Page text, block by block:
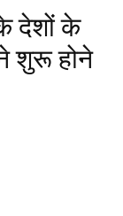
देशों के
शुरू होने